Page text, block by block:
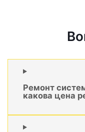
Ремонт
какова цена